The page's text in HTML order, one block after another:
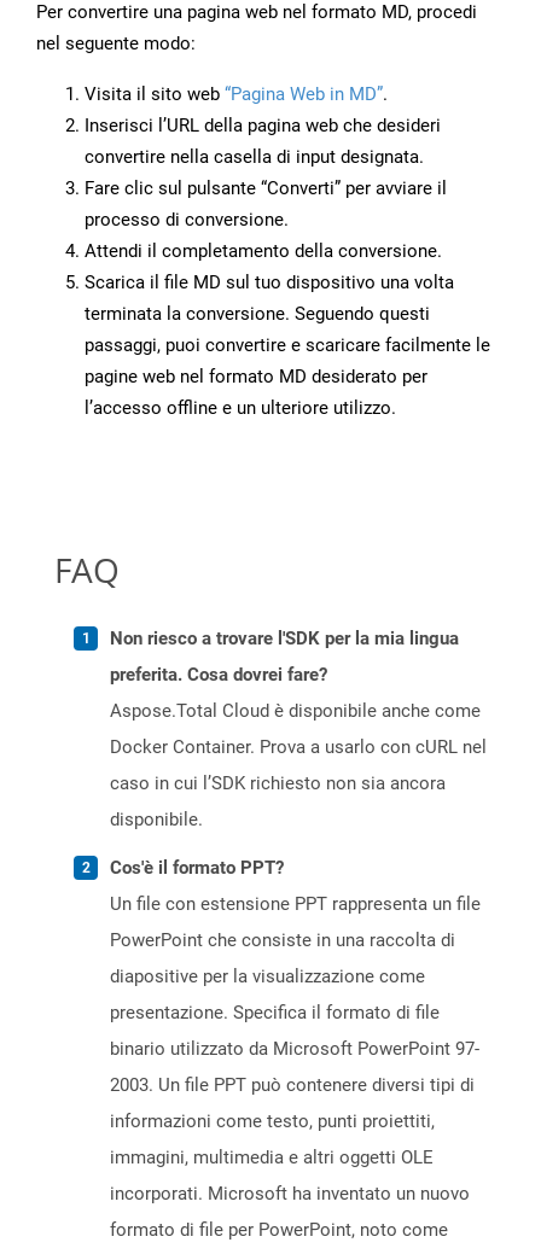
Per convertire una pagina web nel formato MD, procedi
nel seguente modo:
Visita il sito web “Pagina Web in MD”.
Inserisci l’URL della pagina web che desideri
convertire nella casella di input designata.
Fare clic sul pulsante “Converti” per avviare il
processo di conversione.
Attendi il completamento della conversione.
Scarica il file MD sul tuo dispositivo una volta
terminata la conversione. Seguendo questi
passaggi, puoi convertire e scaricare facilmente le
pagine web nel formato MD desiderato per
l’accesso offline e un ulteriore utilizzo.
FAQ
Non riesco a trovare l'SDK per la mia lingua
preferita. Cosa dovrei fare?
Aspose.Total Cloud è disponibile anche come
Docker Container. Prova a usarlo con cURL nel
caso in cui l’SDK richiesto non sia ancora
disponibile.
Cos'è il formato PPT?
Un file con estensione PPT rappresenta un file
PowerPoint che consiste in una raccolta di
diapositive per la visualizzazione come
presentazione. Specifica il formato di file
binario utilizzato da Microsoft PowerPoint 97-
2003. Un file PPT può contenere diversi tipi di
informazioni come testo, punti proiettiti,
immagini, multimedia e altri oggetti OLE
incorporati. Microsoft ha inventato un nuovo
formato di file per PowerPoint, noto come